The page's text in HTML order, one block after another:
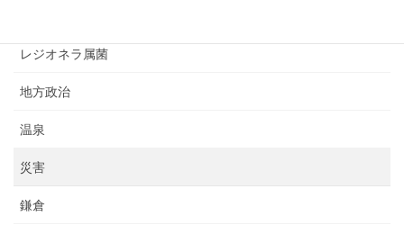
レジオネラ属菌
地方政治
温泉
災害
鎌倉